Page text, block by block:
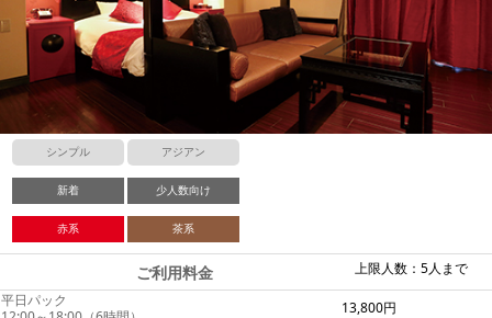
シンプル アジアン
新着 少人数向け
赤系 茶系
上限人数：5人まで
ご利用料金
平日パック
13,800円